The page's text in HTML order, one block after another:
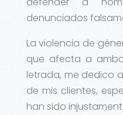
denunciados
La violencia de
que afecta a
letrada, me dedico
de mis clientes,
han sido